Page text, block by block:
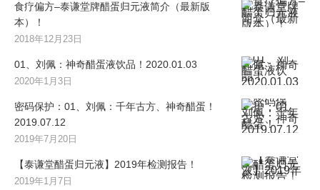
食疗偏方–泰谦堂牌醋蛋归元液简介（最新版
本）！
2018年12月23日
01、刘佩：神奇醋蛋液饮品！2020.01.03
2020年1月3日
密码保护：01、刘佩：千年古方、神奇醋蛋！
2019.07.12
2019年7月20日
【泰谦堂醋蛋归元液】2019年检测报告！
2019年1月7日